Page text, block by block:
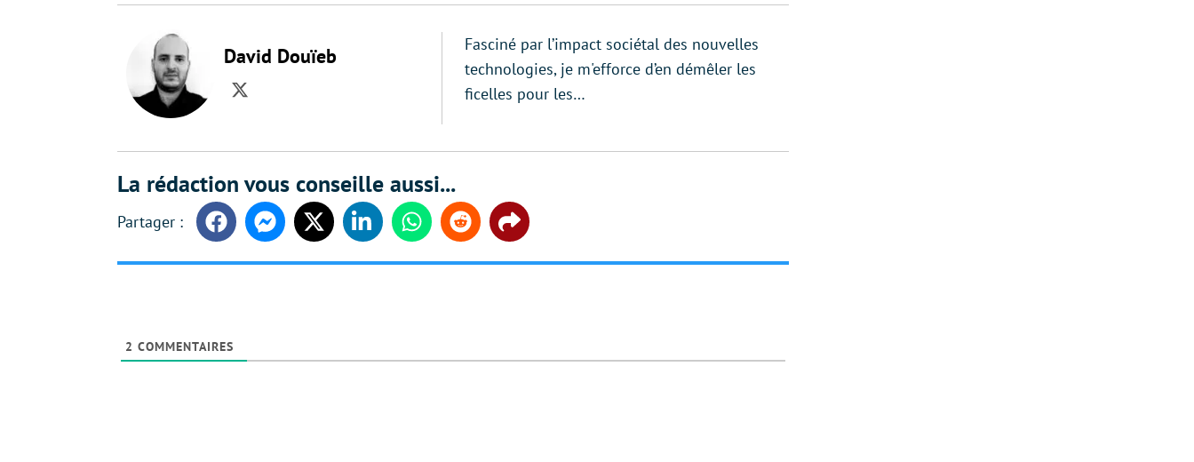
David Douïeb
Twitter
Fasciné par l’impact sociétal des nouvelles
technologies, je m'efforce d’en démêler les
ficelles pour les…
La rédaction vous conseille aussi...
FacebookMessengerTwitter LinkedinWhatsappReddit Share
2 COMMENTAIRES